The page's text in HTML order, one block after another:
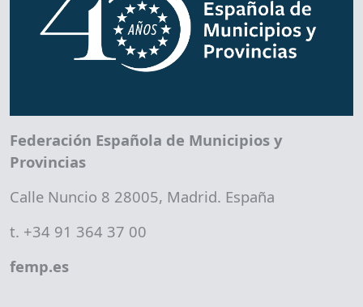
Federación Española de Municipios y
Provincias
Calle Nuncio 8 28005, Madrid. España
t. +34 91 364 37 00
femp.es